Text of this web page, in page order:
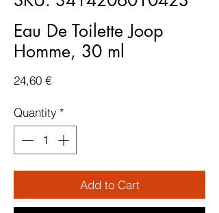
Eau De Toilette Joop
Homme, 30 ml
24,60 €Price
Quantity *
Add to Cart